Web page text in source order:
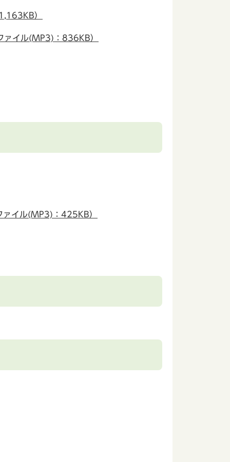
）
イル(MP3)：836KB）
ァイル(MP3)：425KB）